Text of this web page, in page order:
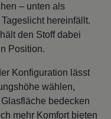
– unten als
hereinfällt.
den Stoff dabei
Position.
Konfiguration lässt
wählen,
bedecken
mehr Komfort bieten